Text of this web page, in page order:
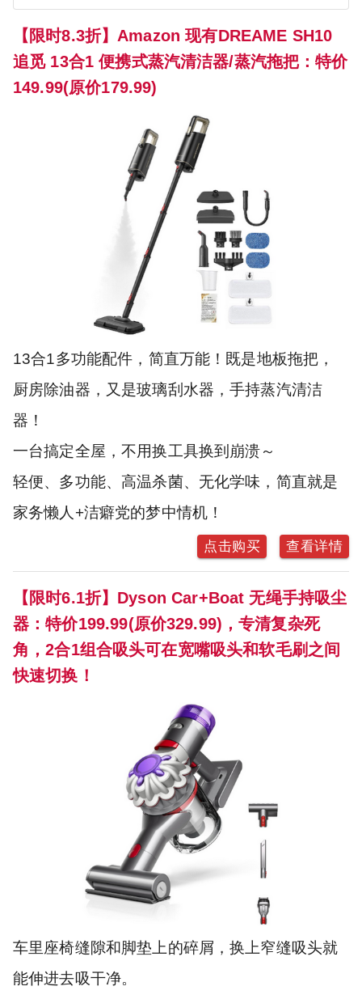
【限时8.3折】Amazon 现有DREAME SH10
追觅 13合1 便携式蒸汽清洁器/蒸汽拖把：特价
149.99(原价179.99)
13合1多功能配件，简直万能！既是地板拖把，
厨房除油器，又是玻璃刮水器，手持蒸汽清洁
器！
一台搞定全屋，不用换工具换到崩溃～
轻便、多功能、高温杀菌、无化学味，简直就是
家务懒人+洁癖党的梦中情机！
点击购买 查看详情
【限时6.1折】Dyson Car+Boat 无绳手持吸尘
器：特价199.99(原价329.99)，专清复杂死
角，2合1组合吸头可在宽嘴吸头和软毛刷之间
快速切换！
车里座椅缝隙和脚垫上的碎屑，换上窄缝吸头就
能伸进去吸干净。